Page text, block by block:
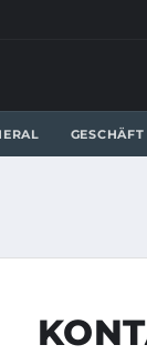
GESCHÄFT